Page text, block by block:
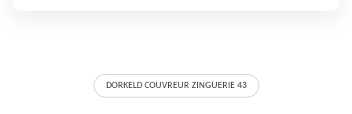
DORKELD COUVREUR ZINGUERIE 43